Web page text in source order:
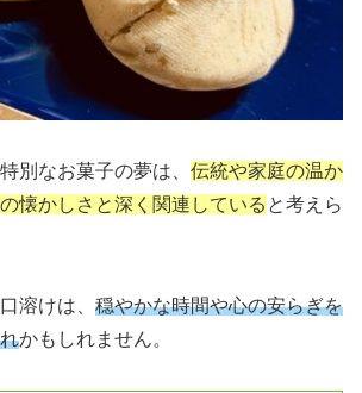
別なお菓子の夢は、 伝統や家庭の温か
懐かしさと深く関連している と考えら
溶けは、 穏やかな時間や心の安らぎを
かもしれません。